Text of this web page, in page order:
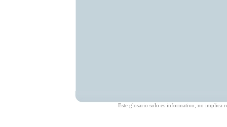
Este glosario solo es informativo, no implica